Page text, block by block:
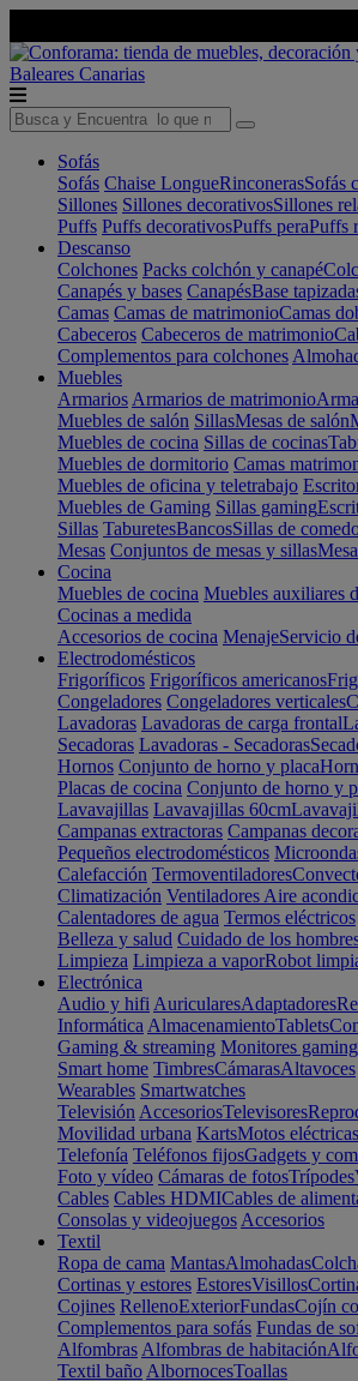
Baleares Canarias
Sofás
Sofás Chaise LongueRinconerasSofás
Sillones Sillones decorativosSillones
Puffs Puffs decorativosPuffs peraPuffs
Descanso
Colchones Packs colchón y canapé
Canapés y bases CanapésBase
Camas Camas de matrimonioCamas
Cabeceros Cabeceros de matrimonio
Complementos para colchones
Muebles
Armarios Armarios de matrimonio
Muebles de salón SillasMesas de salón
Muebles de cocina Sillas de cocinas
Muebles de dormitorio Camas
Muebles de oficina y teletrabajo
Muebles de Gaming Sillas gaming
Sillas TaburetesBancosSillas de
Mesas Conjuntos de mesas y sillas
Cocina
Muebles de cocina Muebles auxiliares
Cocinas a medida
Accesorios de cocina MenajeServicio
Electrodomésticos
Frigoríficos Frigoríficos americanos
Congeladores Congeladores verticales
Lavadoras Lavadoras de carga frontal
Secadoras Lavadoras - Secadoras
Hornos Conjunto de horno y placa
Placas de cocina Conjunto de horno y
Lavavajillas Lavavajillas 60cm
Campanas extractoras Campanas
Pequeños electrodomésticos
Calefacción Termoventiladores
Climatización Ventiladores Aire
Calentadores de agua Termos eléctricos
Belleza y salud Cuidado de los
Limpieza Limpieza a vaporRobot
Electrónica
Audio y hifi AuricularesAdaptadores
Informática AlmacenamientoTablets
Gaming & streaming Monitores gaming
Smart home TimbresCámarasAltavoces
Wearables Smartwatches
Televisión AccesoriosTelevisores
Movilidad urbana KartsMotos eléctricas
Telefonía Teléfonos fijosGadgets y
Foto y vídeo Cámaras de fotosTrípodes
Cables Cables HDMICables de
Consolas y videojuegos Accesorios
Textil
Ropa de cama MantasAlmohadas
Cortinas y estores EstoresVisillos
Cojines RellenoExteriorFundasCojín
Complementos para sofás Fundas de
Alfombras Alfombras de habitación
Textil baño AlbornocesToallas